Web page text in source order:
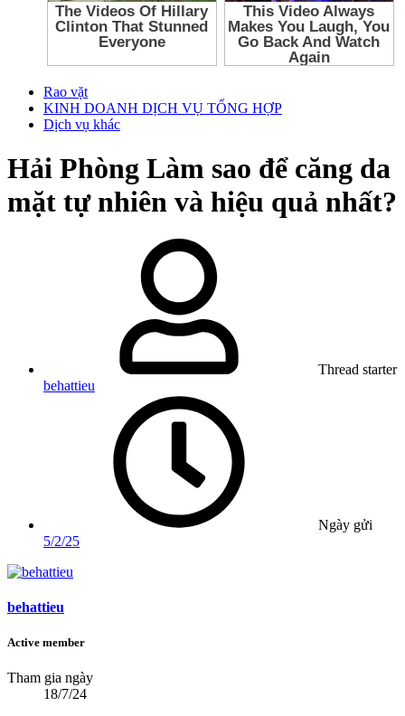
Rao vặt
KINH DOANH DỊCH VỤ TỔNG HỢP
Dịch vụ khác
Hải Phòng Làm sao để căng da
mặt tự nhiên và hiệu quả nhất?
Thread starter
behattieu
Ngày gửi
5/2/25
behattieu
Active member
Tham gia ngày
18/7/24